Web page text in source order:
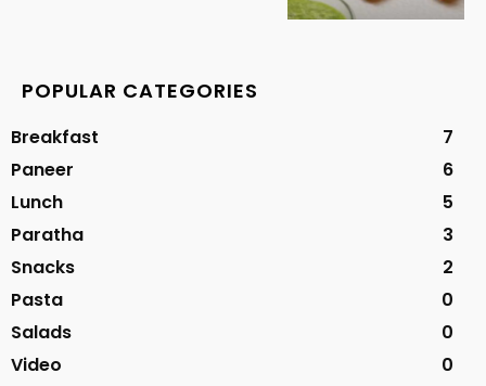
POPULAR CATEGORIES
Breakfast
7
Paneer
6
Lunch
5
Paratha
3
Snacks
2
Pasta
0
Salads
0
Video
0